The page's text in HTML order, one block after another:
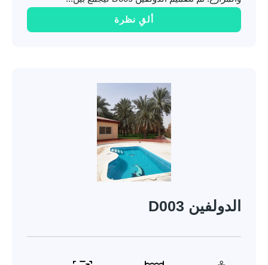
ألقِ نظرة
الدولفين D003